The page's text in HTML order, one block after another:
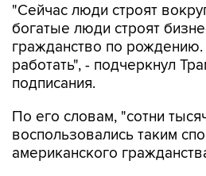
"Сейчас люди строят
богатые люди строят
гражданство по
работать", - подчеркнул
подписания.
По его словам, "сотни
воспользовались таким
американского